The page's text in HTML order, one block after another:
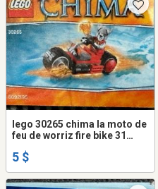
lego 30265 chima la moto de
feu de worriz fire bike 31
5 $